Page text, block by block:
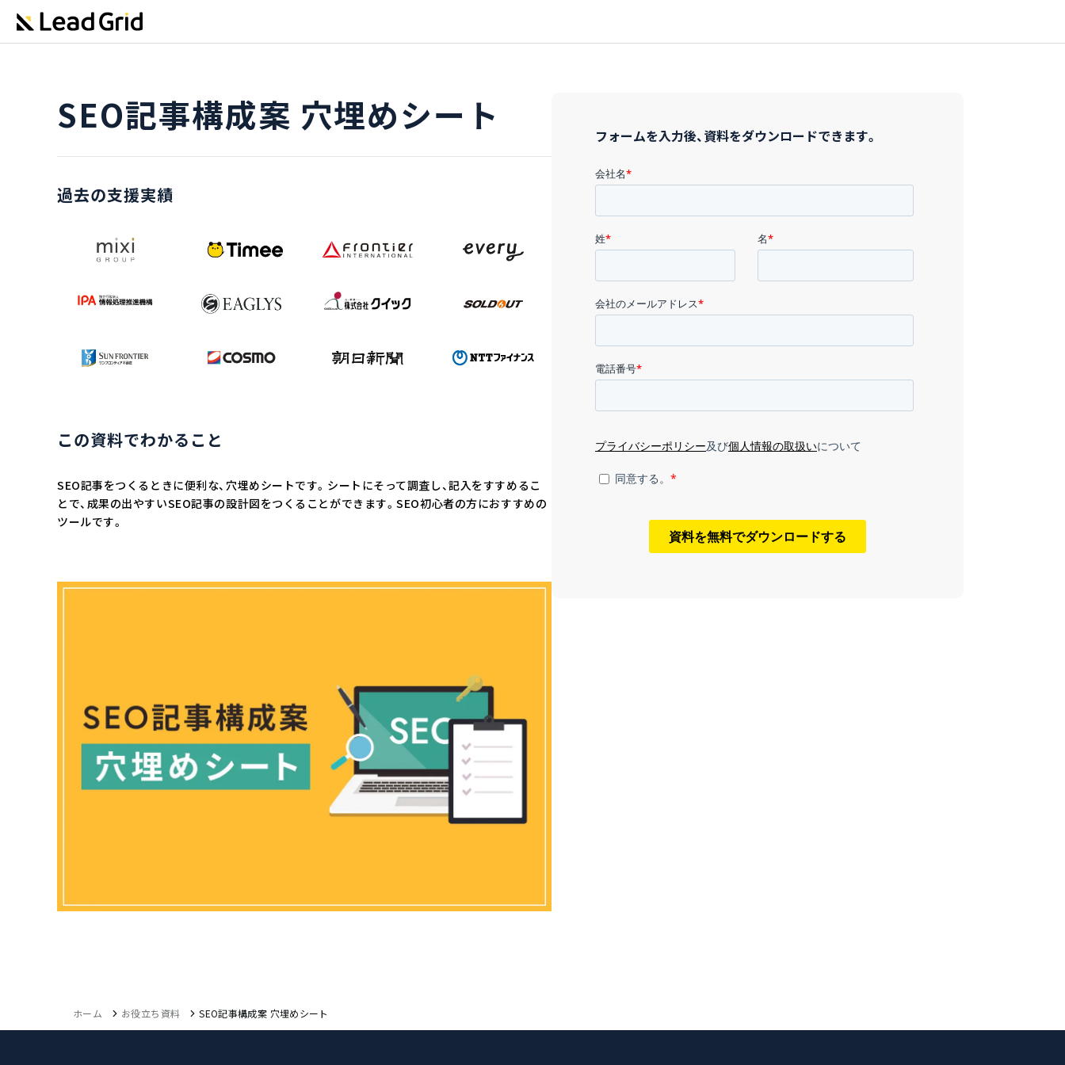
SEO記事構成案 穴埋めシート
過去の支援実績
この資料でわかること
SEO記事をつくるときに便利な、穴埋めシートです。シートにそって調査し、記入をすすめるこ
とで、成果の出やすいSEO記事の設計図をつくることができます。SEO初心者の方におすすめの
ツールです。
フォームを入力後、資料をダウンロードできます。
ホーム お役立ち資料 SEO記事構成案 穴埋めシート